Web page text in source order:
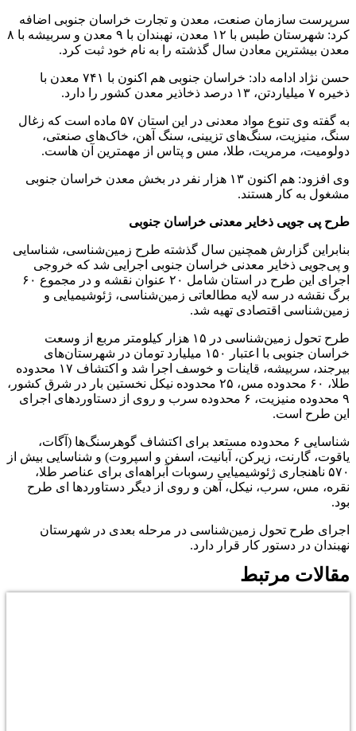
سرپرست سازمان صنعت، معدن و تجارت خراسان جنوبی اضافه
کرد: شهرستان طبس با ۱۲ معدن، نهبندان با ۹ معدن و سربیشه با ۸
معدن بیشترین معادن سال گذشته را به نام خود ثبت کرد.
حسن نژاد ادامه داد: خراسان جنوبی هم اکنون با ۷۴۱ معدن با
ذخیره ۷ میلیاردتن، ۱۳ درصد ذخاذیر معدن کشور را دارد.
به گفته وی تنوع مواد معدنی در این استان ۵۷ ماده است که زغال
سنگ، منیزیت، سنگ‌های تزیینی، سنگ آهن، خاک‌های صنعتی،
دولومیت، مرمریت، طلا، مس و پتاس از مهمترین آن هاست.
وی افزود: هم اکنون ۱۳ هزار نفر در بخش معدن خراسان جنوبی
مشغول به کار هستند.
طرح پی جویی ذخایر معدنی خراسان جنوبی
بنابراین گزارش همچنین سال گذشته طرح زمین‌شناسی، شناسایی
و پی‌جویی ذخایر معدنی خراسان جنوبی اجرایی شد که خروجی
اجرای این طرح در استان شامل ۲۰ عنوان نقشه و در مجموع ۶۰
برگ نقشه در سه لایه مطالعاتی زمین‌شناسی، ژئوشیمیایی و
زمین‌شناسی اقتصادی تهیه شد.
طرح تحول زمین‌شناسی در ۱۵ هزار کیلومتر مربع از وسعت
خراسان جنوبی با اعتبار ۱۵۰ میلیارد تومان در شهرستان‌های
بیرجند، سربیشه، قاینات و خوسف اجرا شد و اکتشاف ۱۷ محدوده
طلا، ۶۰ محدوده مس، ۲۵ محدوده نیکل نخستین بار در شرق کشور،
۹ محدوده منیزیت، ۶ محدوده سرب و روی از دستاوردهای اجرای
این طرح است.
شناسایی ۶ محدوده مستعد برای اکتشاف گوهرسنگ‌ها (آگات،
یاقوت، گارنت، زیرکن، آبانیت، اسفن و اسپروت) و شناسایی بیش از
۵۷۰ ناهنجاری ژئوشیمیایی رسوبات آبراهه‌ای برای عناصر طلا،
نقره، مس، سرب، نیکل، آهن و روی از دیگر دستاوردها ای طرح
بود.
اجرای طرح تحول زمین‌شناسی در مرحله بعدی در شهرستان
نهبندان در دستور کار قرار دارد.
مقالات مرتبط